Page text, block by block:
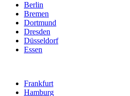
Berlin
Bremen
Dortmund
Dresden
Düsseldorf
Essen
Frankfurt
Hamburg